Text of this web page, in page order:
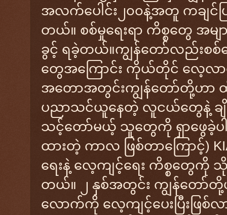
အလက်ပေါင်း၂၀၀နဲ့အတူ ကချင်
တယ်။ စစ်မှုရေးရာ ကိစ္စတွေ အမ
ခွင့် ရခဲ့တယ်။ကျွန်တော်လည်းစစ်ရ
တွေအကြောင်း ကိုယ်တိုင် လေ့လာ
အတောအတွင်းကျွန်တော်တို့ဟာ ထို
ပညာသင်ယူနေတဲ့ လူငယ်တွေနဲ့ ချိ
သင့်တော်မယ့် သူတွေကို ရှာဖွေခဲ့ပ
ထားတဲ့ ကာလ ဖြစ်တာကြောင့်)
ရေးနဲ့ လေ့ကျင့်ရေး ကိစ္စတွေကို
တယ်။ ၂ နှစ်အတွင်း ကျွန်တော်တို့
လောက်ကို လေ့ကျင့်ပေးပြီးဖြစ်